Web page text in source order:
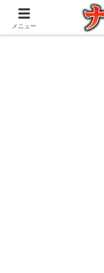
アウトドアとガ
メニュー